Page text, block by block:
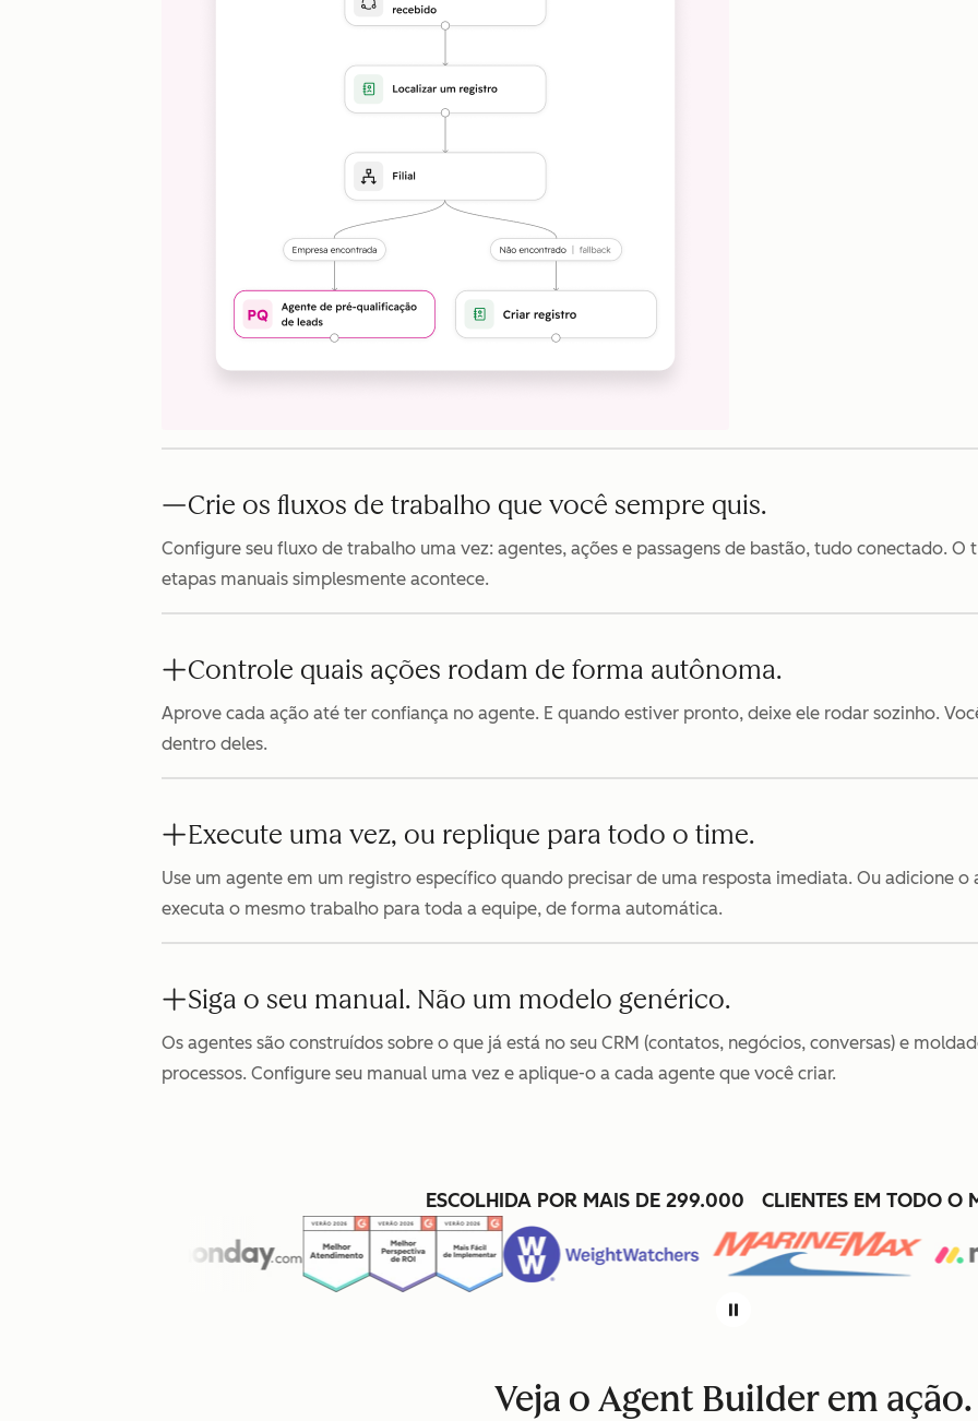
Crie os fluxos de trabalho que você sempre quis.
Configure seu fluxo de trabalho uma vez: agentes, ações e passagens de bastão, tudo conectado. O
etapas manuais simplesmente acontece.
Controle quais ações rodam de forma autônoma.
Aprove cada ação até ter confiança no agente. E quando estiver pronto, deixe ele rodar sozinho.
dentro deles.
Execute uma vez, ou replique para todo o time.
Use um agente em um registro específico quando precisar de uma resposta imediata. Ou adicione
executa o mesmo trabalho para toda a equipe, de forma automática.
Siga o seu manual. Não um modelo genérico.
Os agentes são construídos sobre o que já está no seu CRM (contatos, negócios, conversas) e
processos. Configure seu manual uma vez e aplique-o a cada agente que você criar.
ESCOLHIDA POR MAIS DE 299.000 CLIENTES EM TODO O
Veja o Agent Builder em ação.